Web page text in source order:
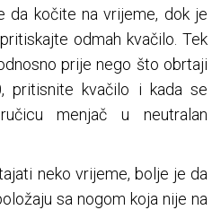
da kočite na vrijeme, dok je
odmah kvačilo. Tek
prije nego što obrtaji
pritisnite kvačilo i kada se
menjač u neutralan
neko vrijeme, bolje je da
sa nogom koja nije na